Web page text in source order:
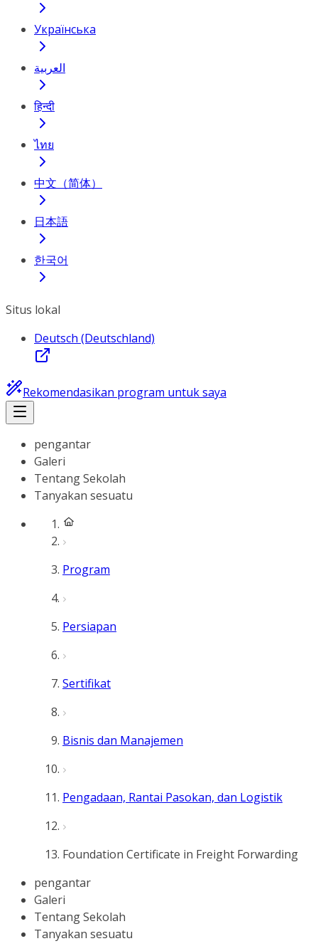
Українська
العربية
हिन्दी
ไทย
中文（简体）
日本語
한국어
Situs lokal
Deutsch (Deutschland)
Rekomendasikan program untuk saya
pengantar
Galeri
Tentang Sekolah
Tanyakan sesuatu
Program
Persiapan
Sertifikat
Bisnis dan Manajemen
Pengadaan, Rantai Pasokan, dan Logistik
Foundation Certificate in Freight Forwarding
pengantar
Galeri
Tentang Sekolah
Tanyakan sesuatu